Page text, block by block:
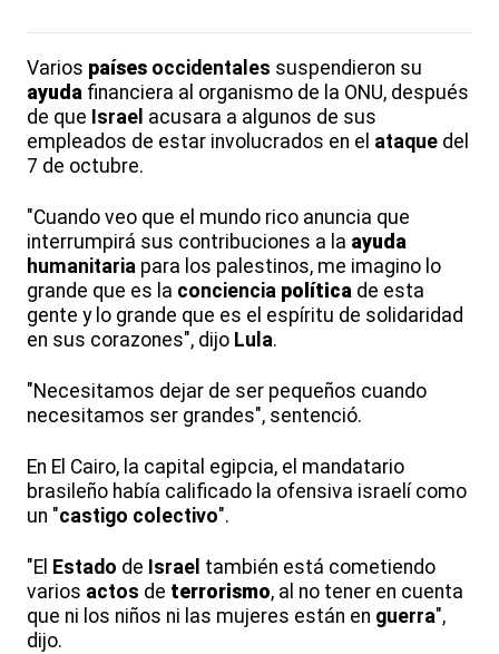
Varios países occidentales suspendieron su
ayuda financiera al organismo de la ONU, después
de que Israel acusara a algunos de sus
empleados de estar involucrados en el ataque del
7 de octubre.
"Cuando veo que el mundo rico anuncia que
interrumpirá sus contribuciones a la ayuda
humanitaria para los palestinos, me imagino lo
grande que es la conciencia política de esta
gente y lo grande que es el espíritu de solidaridad
en sus corazones", dijo Lula.
"Necesitamos dejar de ser pequeños cuando
necesitamos ser grandes", sentenció.
En El Cairo, la capital egipcia, el mandatario
brasileño había calificado la ofensiva israelí como
un "castigo colectivo".
"El Estado de Israel también está cometiendo
varios actos de terrorismo, al no tener en cuenta
que ni los niños ni las mujeres están en guerra",
dijo.